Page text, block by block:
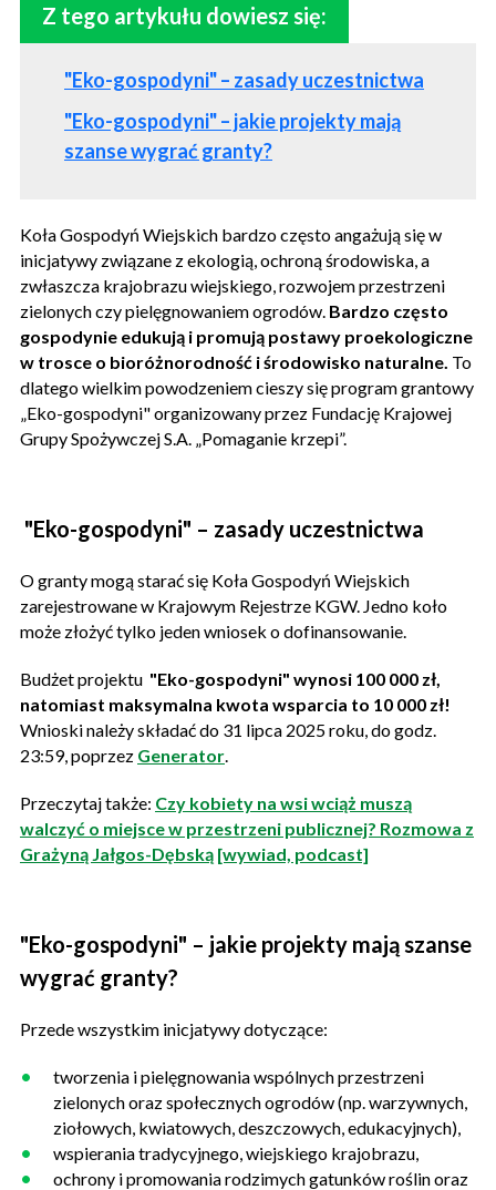
Z tego artykułu dowiesz się:
"Eko-gospodyni" – zasady uczestnictwa
"Eko-gospodyni" – jakie projekty mają
szanse wygrać granty?
Koła Gospodyń Wiejskich bardzo często angażują się w
inicjatywy związane z ekologią, ochroną środowiska, a
zwłaszcza krajobrazu wiejskiego, rozwojem przestrzeni
zielonych czy pielęgnowaniem ogrodów. Bardzo często
gospodynie edukują i promują postawy proekologiczne
w trosce o bioróżnorodność i środowisko naturalne. To
dlatego wielkim powodzeniem cieszy się program grantowy
„Eko-gospodyni" organizowany przez Fundację Krajowej
Grupy Spożywczej S.A. „Pomaganie krzepi”.
"Eko-gospodyni" – zasady uczestnictwa
O granty mogą starać się Koła Gospodyń Wiejskich
zarejestrowane w Krajowym Rejestrze KGW. Jedno koło
może złożyć tylko jeden wniosek o dofinansowanie.
Budżet projektu "Eko-gospodyni" wynosi 100 000 zł,
natomiast maksymalna kwota wsparcia to 10 000 zł!
Wnioski należy składać do 31 lipca 2025 roku, do godz.
23:59, poprzez Generator
Przeczytaj także: Czy kobiety na wsi wciąż muszą
walczyć o miejsce w przestrzeni publicznej? Rozmowa z
Grażyną Jałgos-Dębską [wywiad, podcast]
"Eko-gospodyni" – jakie projekty mają szanse
wygrać granty?
Przede wszystkim inicjatywy dotyczące:
tworzenia i pielęgnowania wspólnych przestrzeni
zielonych oraz społecznych ogrodów (np. warzywnych,
ziołowych, kwiatowych, deszczowych, edukacyjnych),
wspierania tradycyjnego, wiejskiego krajobrazu,
ochrony i promowania rodzimych gatunków roślin oraz